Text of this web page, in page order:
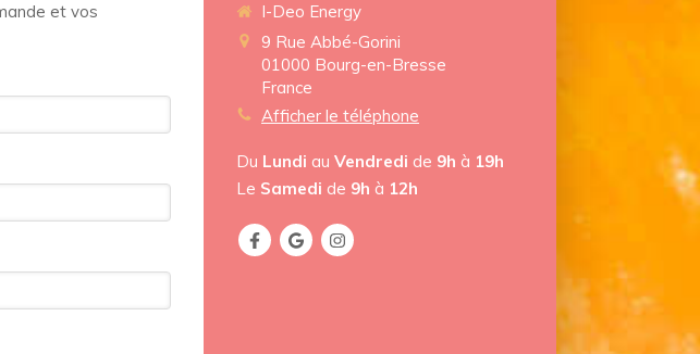
et vos
I-Deo Energy
9 Rue Abbé-Gorini
01000 Bourg-en-Bresse
France
Afficher le téléphone
Du Lundi au Vendredi de 9h à 19h
Le Samedi de 9h à 12h